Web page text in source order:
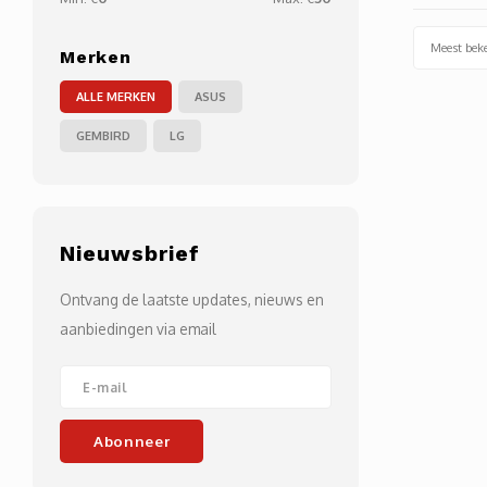
Merken
ALLE MERKEN ASUS
GEMBIRD LG
Nieuwsbrief
Ontvang de laatste updates, nieuws en
aanbiedingen via email
Abonneer
Meest